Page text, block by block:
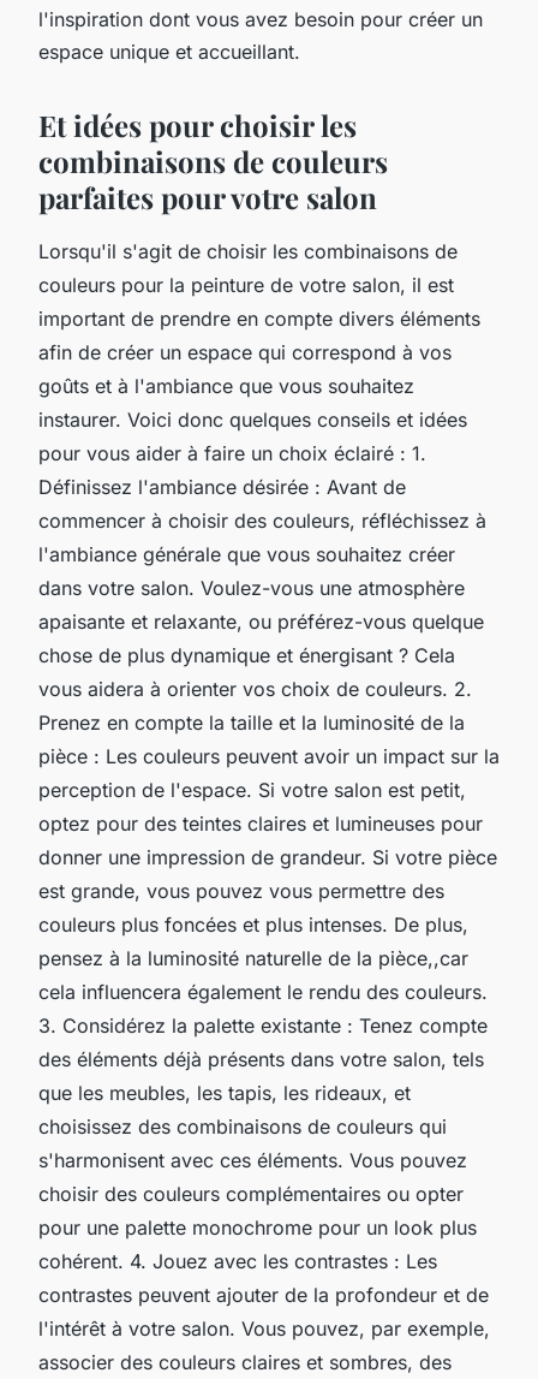
l'inspiration dont vous avez besoin pour créer un
espace unique et accueillant.
Et idées pour choisir les
combinaisons de couleurs
parfaites pour votre salon
Lorsqu'il s'agit de choisir les combinaisons de
couleurs pour la peinture de votre salon, il est
important de prendre en compte divers éléments
afin de créer un espace qui correspond à vos
goûts et à l'ambiance que vous souhaitez
instaurer. Voici donc quelques conseils et idées
pour vous aider à faire un choix éclairé : 1.
Définissez l'ambiance désirée : Avant de
commencer à choisir des couleurs, réfléchissez à
l'ambiance générale que vous souhaitez créer
dans votre salon. Voulez-vous une atmosphère
apaisante et relaxante, ou préférez-vous quelque
chose de plus dynamique et énergisant ? Cela
vous aidera à orienter vos choix de couleurs. 2.
Prenez en compte la taille et la luminosité de la
pièce : Les couleurs peuvent avoir un impact sur la
perception de l'espace. Si votre salon est petit,
optez pour des teintes claires et lumineuses pour
donner une impression de grandeur. Si votre pièce
est grande, vous pouvez vous permettre des
couleurs plus foncées et plus intenses. De plus,
pensez à la luminosité naturelle de la pièce,,car
cela influencera également le rendu des couleurs.
3. Considérez la palette existante : Tenez compte
des éléments déjà présents dans votre salon, tels
que les meubles, les tapis, les rideaux, et
choisissez des combinaisons de couleurs qui
s'harmonisent avec ces éléments. Vous pouvez
choisir des couleurs complémentaires ou opter
pour une palette monochrome pour un look plus
cohérent. 4. Jouez avec les contrastes : Les
contrastes peuvent ajouter de la profondeur et de
l'intérêt à votre salon. Vous pouvez, par exemple,
associer des couleurs claires et sombres, des